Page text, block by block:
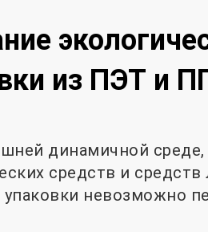
из ПЭТ и
динамичной
средств и
невозможно